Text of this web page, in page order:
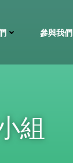
參與我們
組